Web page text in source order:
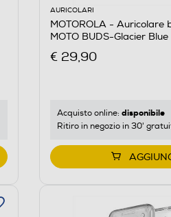
AURICOLARI
MOTOROLA - Auricolare
MOTO BUDS-Glacier Blue
€ 29,90
Acquisto online: disponibile
Ritiro in negozio in 30'